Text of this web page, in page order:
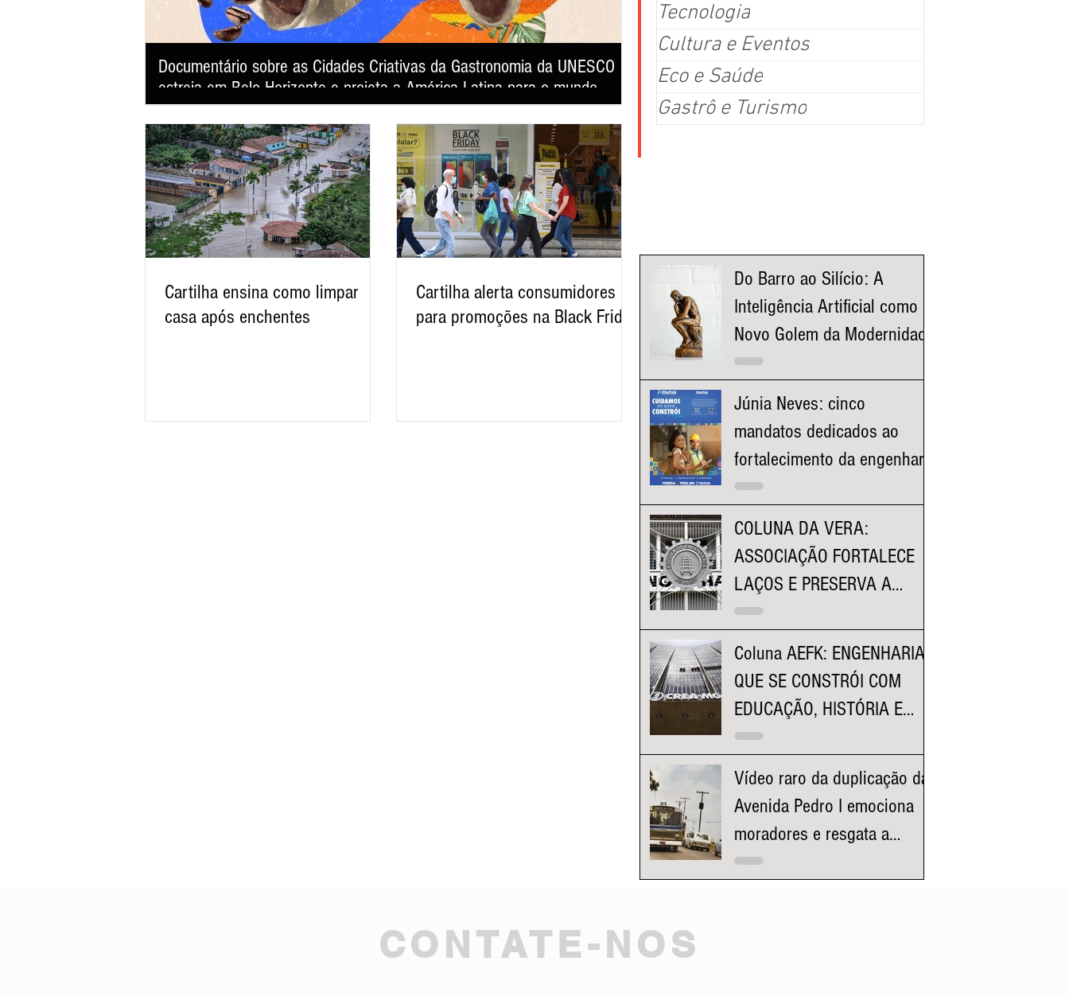
Cartilha ensina como limpar
casa após enchentes
Cartilha alerta consumidores
para promoções na Black Friday
Tecnologia
Cultura e Eventos
Eco e Saúde
Gastrô e Turismo
Do Barro ao Silício: A
Inteligência Artificial como o
Novo Golem da Modernidade
Júnia Neves: cinco
mandatos dedicados ao
fortalecimento da engenharia
e à valorização dos
COLUNA DA VERA:
ASSOCIAÇÃO FORTALECE
LAÇOS E PRESERVA A
HISTÓRIA DA FACULDADE
Coluna AEFK: ENGENHARIA
QUE SE CONSTRÓI COM
EDUCAÇÃO, HISTÓRIA E
REPRESENTATIVIDADE
Vídeo raro da duplicação da
Avenida Pedro I emociona
moradores e resgata a
história da região da
Documentário sobre as Cidades Criativas da Gastronomia da UNESCO
estreia em Belo Horizonte e projeta a América Latina para o mundo
revelando como a gastronomia se tornou uma poderosa ferramenta de preservação cultural,
desenvolvimento sustentável e fortalecimento da identidade dos povos latino-americanos.
A era do treino inteligente: tecnologia transforma a forma de
saúde e reduz o tempo na academia
Studio For Life aposta em eletroestimulação muscular, esteira tecnológica e inteligência de dados
entregar performance, emagrecimento e qualidade de vida em menos tempo.
CONTATE-NOS